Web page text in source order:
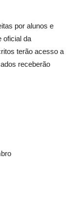
por alunos e
oficial da
terão acesso a
receberão